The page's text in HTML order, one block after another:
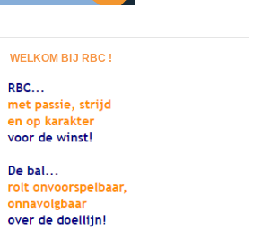
WELKOM BIJ RBC !